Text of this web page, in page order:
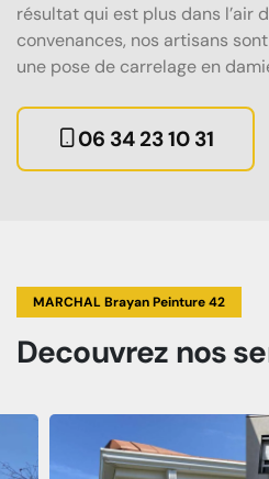
résultat qui est plus dans l’air
convenances, nos artisans
une pose de carrelage en
06 34 23 10 31
MARCHAL Brayan Peinture 42
Decouvrez nos